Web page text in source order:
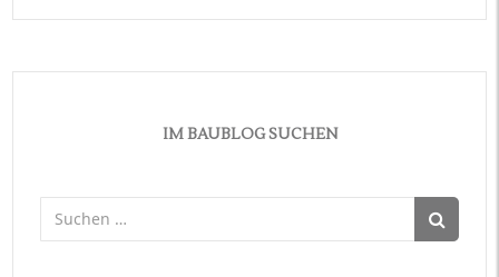
IM BAUBLOG SUCHEN
Suchen
nach: